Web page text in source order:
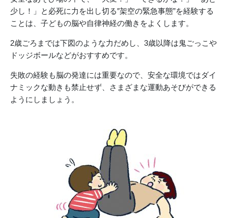
少し！」と必死に力を出し切る″架空の緊急事態”を経験する
ことは、子どもの脳や自律神経の働きをよくします。
2歳ごろまでは下図のような力だめし、3歳以降は鬼ごっこや
ドッジボールなどがおすすめです。
失敗の経験も脳の発達には重要なので、安全な環境ではダイ
ナミックな動きも禁止せず、さまざまな運動あそびができる
ようにしましょう。